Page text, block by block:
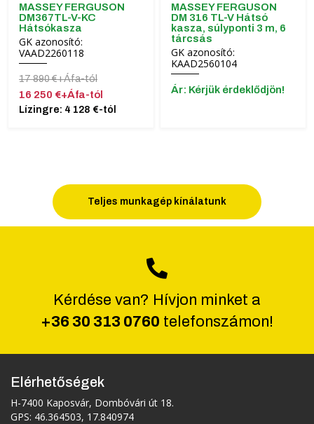
MASSEY FERGUSON
DM367TL-V-KC
Hátsókasza
GK azonosító:
VAAD2260118
17 890 €+Áfa-tól
16 250 €+Áfa-tól
Lízingre: 4 128 €-tól
MASSEY FERGUSON
DM 316 TL-V Hátsó
kasza, súlyponti 3 m, 6
tárcsás
GK azonosító:
KAAD2560104
Ár: Kérjük érdeklődjön!
Teljes munkagép kínálatunk
Kérdése van? Hívjon minket a
+36 30 313 0760 telefonszámon!
Elérhetőségek
H-7400 Kaposvár, Dombóvári út 18.
GPS: 46.364503, 17.840974